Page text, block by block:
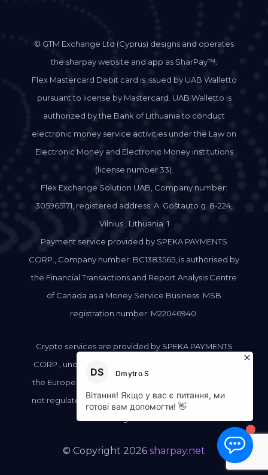
© GTM Exchange Ltd (Cyprus) designs and operates
the sharpay website and app as SharPay™.
Flex Mastercard Debit card is issued by UAB Walletto
pursuant to license by Mastercard. UAB Walletto is
authorized by the Bank of Lithuania to conduct
electronic money service activities under the Law on
Electronic Money and Electronic Money institutions
(license number 33).
Flex Exchange Solution UAB, Company number:
305965171, registered address: A. Goštauto g. 8-224,
Vilnius , Lithuania. 1
Payment service provided by SPEKA PAYMENTS
CORP., Company number: BC1383565, is authorised by
the Financial Transactions and Report Analysis Centre
of Canada as a Money Service Business. MSB
registration number: M22046940.
Crypto services are provided by SPEKA PAYMENTS
CORP., under its Canadian MSB registration, outside
the European Union and not to EU residents, and are
not regulated under the EU Markets in Crypto-Assets
© Copyright 2026 sharpay.net